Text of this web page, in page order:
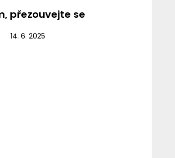
přezouvejte se
14. 6. 2025